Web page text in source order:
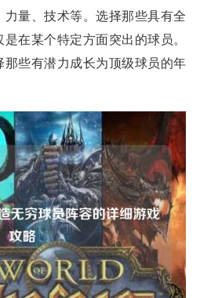
量、技术等。选择那些具有全
在某个特定方面突出的球员。
些有潜力成长为顶级球员的年